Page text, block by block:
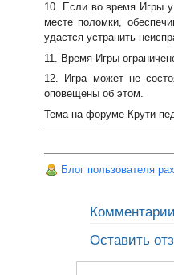
10. Если во время Игры у
месте поломки,
удастся устранить
11. Время Игры
12. Игра может не
оповещены об этом.
Тема на форуме Крути
Блог пользователя pax
Комментарии
Оставить